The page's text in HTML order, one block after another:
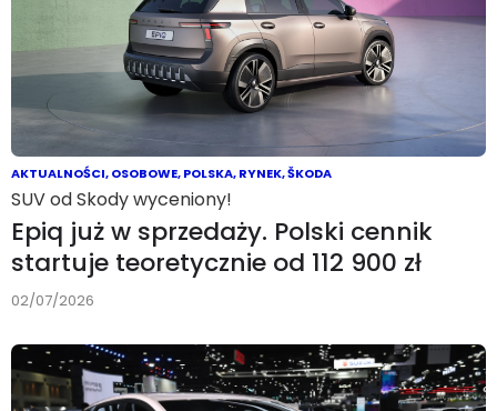
AKTUALNOŚCI,OSOBOWE,POLSKA,RYNEK,ŠKODA
SUV od Skody wyceniony!
Epiq już w sprzedaży. Polski cennik
startuje teoretycznie od 112 900 zł
02/07/2026